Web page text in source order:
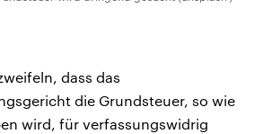
dass das
die Grundsteuer, so wie
wird, für verfassungswidrig